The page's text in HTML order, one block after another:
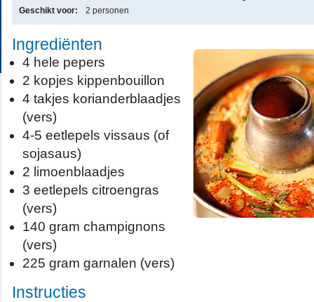
Geschikt voor:
2 personen
Ingrediënten
4 hele pepers
2 kopjes kippenbouillon
4 takjes korianderblaadjes
(vers)
4-5 eetlepels vissaus (of
sojasaus)
2 limoenblaadjes
3 eetlepels citroengras
(vers)
140 gram champignons
(vers)
225 gram garnalen (vers)
Instructies